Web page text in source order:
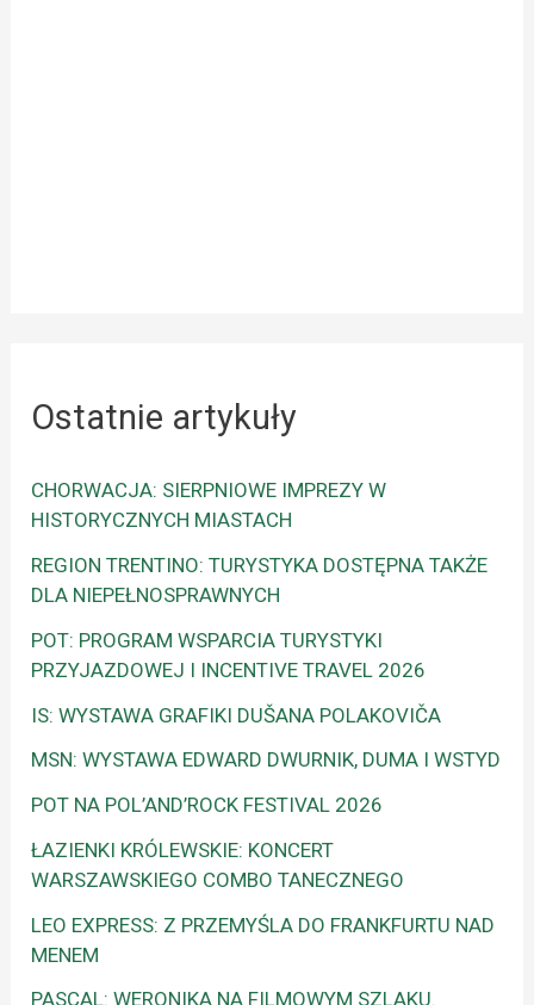
Ostatnie artykuły
CHORWACJA: SIERPNIOWE IMPREZY W
HISTORYCZNYCH MIASTACH
REGION TRENTINO: TURYSTYKA DOSTĘPNA TAKŻE
DLA NIEPEŁNOSPRAWNYCH
POT: PROGRAM WSPARCIA TURYSTYKI
PRZYJAZDOWEJ I INCENTIVE TRAVEL 2026
IS: WYSTAWA GRAFIKI DUŠANA POLAKOVIČA
MSN: WYSTAWA EDWARD DWURNIK, DUMA I WSTYD
POT NA POL’AND’ROCK FESTIVAL 2026
ŁAZIENKI KRÓLEWSKIE: KONCERT
WARSZAWSKIEGO COMBO TANECZNEGO
LEO EXPRESS: Z PRZEMYŚLA DO FRANKFURTU NAD
MENEM
PASCAL: WERONIKA NA FILMOWYM SZLAKU.